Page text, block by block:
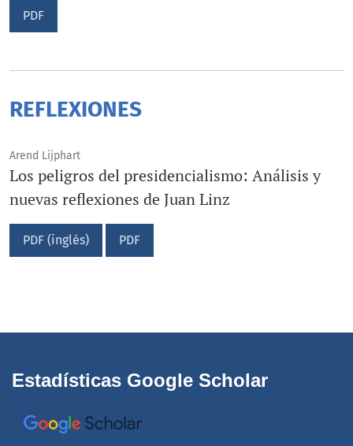
PDF
REFLEXIONES
Arend Lijphart
Los peligros del presidencialismo: Análisis y
nuevas reflexiones de Juan Linz
PDF (inglés) PDF
Estadísticas Google Scholar